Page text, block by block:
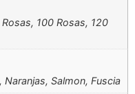
100 Rosas, 120
Naranjas, Salmon, Fuscia